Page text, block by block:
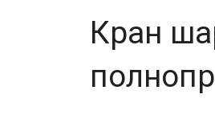
Кран